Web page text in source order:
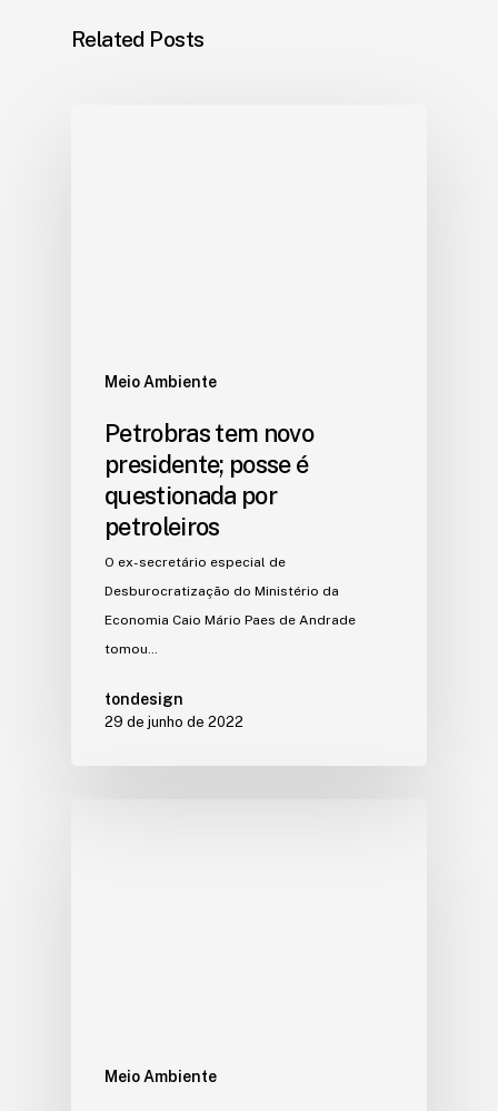
Related Posts
Meio Ambiente
Petrobras tem novo
presidente; posse é
questionada por
petroleiros
O ex-secretário especial de
Desburocratização do Ministério da
Economia Caio Mário Paes de Andrade
tomou…
tondesign
29 de junho de 2022
Meio Ambiente